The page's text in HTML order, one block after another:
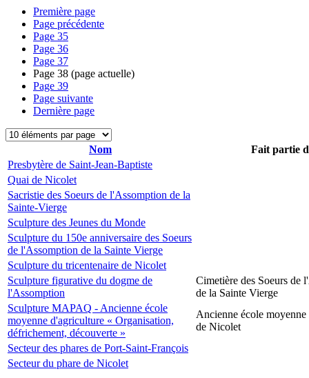
Première page
Page précédente
Page 35
Page 36
Page 37
Page 38 (page actuelle)
Page 39
Page suivante
Dernière page
Nom
Fait partie
Presbytère de Saint-Jean-Baptiste
Quai de Nicolet
Sacristie des Soeurs de l'Assomption de la
Sainte-Vierge
Sculpture des Jeunes du Monde
Sculpture du 150e anniversaire des Soeurs
de l'Assomption de la Sainte Vierge
Sculpture du tricentenaire de Nicolet
Sculpture figurative du dogme de
l'Assomption
Cimetière des Soeurs de
de la Sainte Vierge
Sculpture MAPAQ - Ancienne école
moyenne d'agriculture « Organisation,
défrichement, découverte »
Ancienne école
de Nicolet
Secteur des phares de Port-Saint-François
Secteur du phare de Nicolet